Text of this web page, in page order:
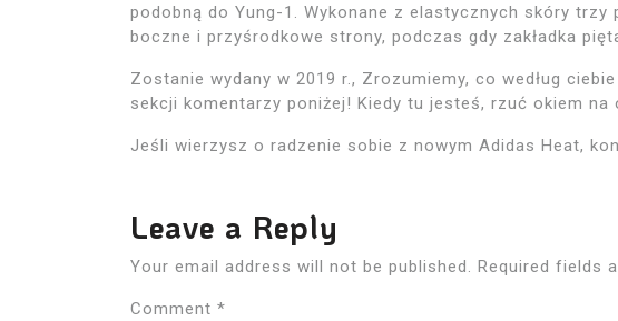
podobną do Yung-1. Wykonane z elastycznych skóry
boczne i przyśrodkowe strony, podczas gdy zakładka
Zostanie wydany w 2019 r., Zrozumiemy, co według
sekcji komentarzy poniżej! Kiedy tu jesteś, rzuć okiem
Jeśli wierzysz o radzenie sobie z nowym Adidas Heat,
Leave a Reply
Your email address will not be published. Required fields
Comment *